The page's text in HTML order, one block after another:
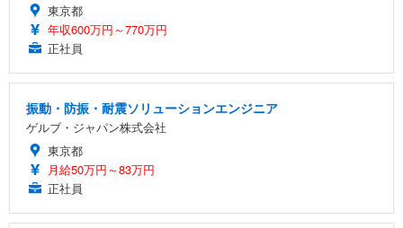
東京都
年収600万円～770万円
正社員
振動・防振・耐震ソリューションエンジニア
ゲルブ・ジャパン株式会社
東京都
月給50万円～83万円
正社員